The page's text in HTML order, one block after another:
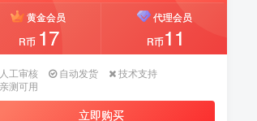
黄金会员
R币 17
代理会员
R币11
人工审核 自动发货
技术支持
亲测可用
立即购买